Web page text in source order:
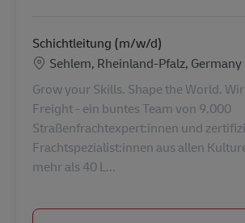
Schichtleitung (m/w/d)
Ubicación
Sehlem, Rheinland-Pfalz, Germany
Grow your Skills. Shape the World.
Freight - ein buntes Team von 9.000
Straßenfrachtexpert:innen und
Frachtspezialist:innen aus allen
mehr als 40 L...